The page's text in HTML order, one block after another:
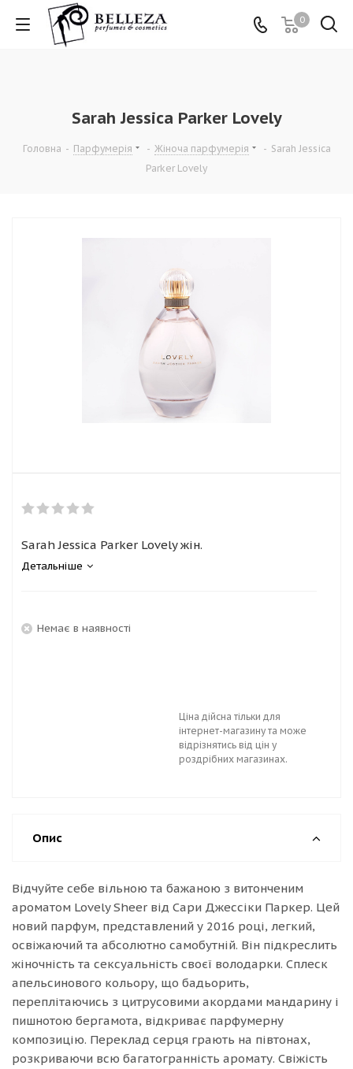
0
Sarah Jessica Parker Lovely
Головна - Парфумерія - Жіноча парфумерія - Sarah Jessica
Parker Lovely
Sarah Jessica Parker Lovely жін.
Детальніше
Немає в наявності
Ціна дійсна тільки для
інтернет-магазину та може
відрізнятись від цін у
роздрібних магазинах.
Опис
Відчуйте себе вільною та бажаною з витонченим
ароматом Lovely Sheer від Сари Джессіки Паркер. Цей
новий парфум, представлений у 2016 році, легкий,
освіжаючий та абсолютно самобутній. Він підкреслить
жіночність та сексуальність своєї володарки. Сплеск
апельсинового кольору, що бадьорить,
переплітаючись з цитрусовими акордами мандарину і
пишнотою бергамота, відкриває парфумерну
композицію. Переклад серця грають на півтонах,
розкриваючи всю багатогранність аромату. Свіжість